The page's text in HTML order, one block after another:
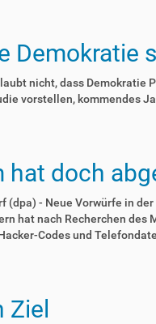
Demokratie
nicht, dass Demokratie
vorstellen, kommendes
hat doch
(dpa) - Neue Vorwürfe in
hat nach Recherchen des
Codes und